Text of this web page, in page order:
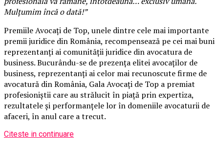
Mulțumim încă o dată!”
Premiile Avocați de Top, unele dintre cele mai importante
premii juridice din România, recompensează pe cei mai buni
reprezentanți ai comunității juridice din avocatura de
business. Bucurându-se de prezența elitei avocaților de
business, reprezentanți ai celor mai recunoscute firme de
avocatură din România, Gala Avocați de Top a premiat
profesioniștii care au strălucit în piață prin expertiza,
rezultatele și performanțele lor în domeniile avocaturii de
afaceri, în anul care a trecut.
Citeste in continuare